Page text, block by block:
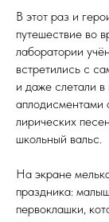
В этот раз и
путешествие во
лаборатории
встретились с
и даже слетали
аплодисментами
лирических
школьный вальс.
На экране
праздника:
первоклашки,